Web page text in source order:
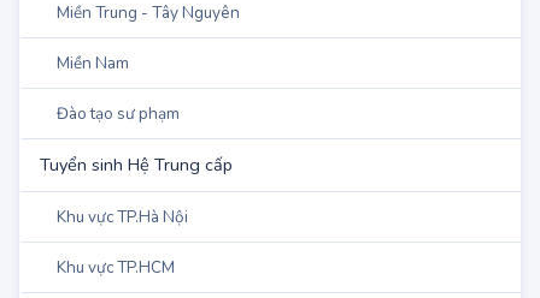
Miền Bắc
Miền Trung - Tây Nguyên
Miền Nam
Đào tạo sư phạm
Tuyển sinh Hệ Trung cấp
Khu vực TP.Hà Nội